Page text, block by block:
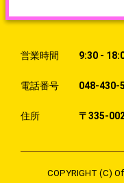
営業時間 9:30 -
電話番号 048-430-
住所 〒335-
COPYRIGHT (C)